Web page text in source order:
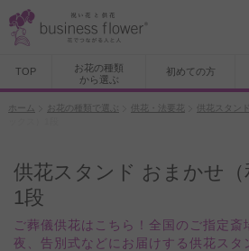
TOP
お花の種類
から選ぶ
初めての方
ホーム お花の種類で選ぶ 供花・法要花 供花スタンド
供花スタンド おまかせ（
1段
ご葬儀供花はこちら！全国のご指定斎
夜、告別式などにお届けする供花スタ